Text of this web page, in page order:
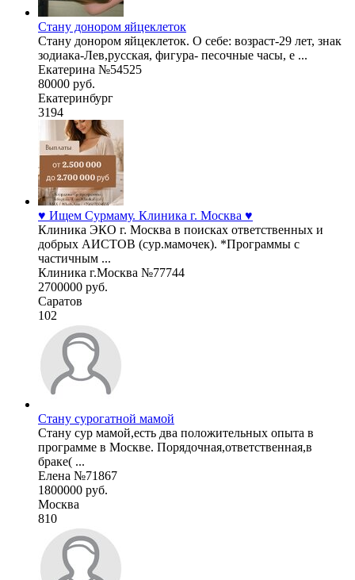
Стану донором яйцеклеток
Стану донором яйцеклеток. О себе: возраст-29 лет, знак
зодиака-Лев,русская, фигура- песочные часы, е ...
Екатерина №54525
80000 руб.
Екатеринбург
3194
♥️ Ищем Сурмаму. Клиника г. Москва ♥️
Клиника ЭКО г. Москва в поисках ответственных и
добрых АИСТОВ (сур.мамочек). *Программы с
частичным ...
Клиника г.Москва №77744
2700000 руб.
Саратов
102
Стану сурогатной мамой
Стану сур мамой,есть два положительных опыта в
программе в Москве. Порядочная,ответственная,в
браке( ...
Елена №71867
1800000 руб.
Москва
810